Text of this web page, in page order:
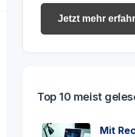
Jetzt mehr
Top 10 meist
Mit